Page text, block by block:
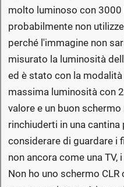
molto luminoso con 3000
probabilmente non
perché l'immagine non
misurato la luminosità
ed è stato con la
massima luminosità con
valore e un buon
rinchiuderti in una
considerare di guardare i
non ancora come una
Non ho uno schermo